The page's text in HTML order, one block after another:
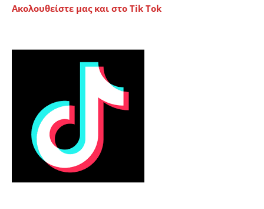
Ακολουθείστε μας και στο Tik Tok